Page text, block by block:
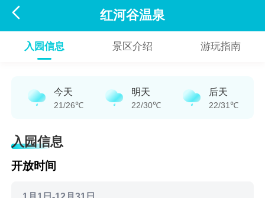
 红河谷温泉
入园信息 景区介绍 游玩指南
今天
21/26℃
明天
22/30℃
后天
22/31℃
入园信息
开放时间